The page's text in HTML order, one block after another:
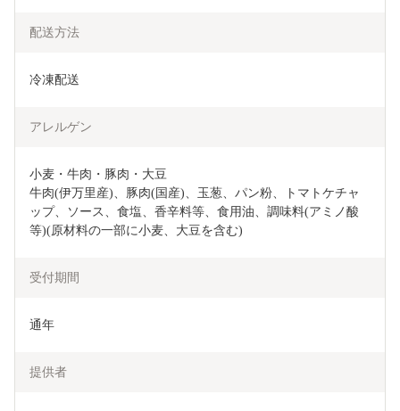
配送方法
冷凍配送
アレルゲン
小麦・牛肉・豚肉・大豆
牛肉(伊万里産)、豚肉(国産)、玉葱、パン粉、トマトケチャ
ップ、ソース、食塩、香辛料等、食用油、調味料(アミノ酸
等)(原材料の一部に小麦、大豆を含む)
受付期間
通年
提供者